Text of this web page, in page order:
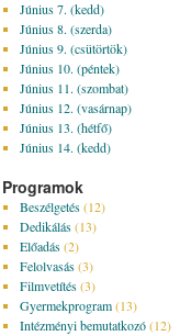
Június 7. (kedd)
Június 8. (szerda)
Június 9. (csütörtök)
Június 10. (péntek)
Június 11. (szombat)
Június 12. (vasárnap)
Június 13. (hétfő)
Június 14. (kedd)
Programok
Beszélgetés(12)
Dedikálás(13)
Előadás(2)
Felolvasás(3)
Filmvetítés(3)
Gyermekprogram(13)
Intézményi bemutatkozó(12)